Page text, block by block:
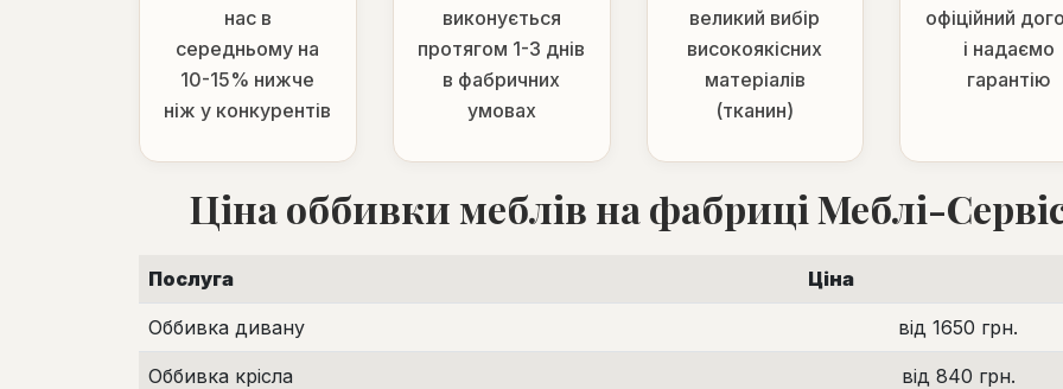
нас в
середньому на
10-15% нижче
ніж у конкурентів
виконується
протягом 1-3 днів
в фабричних
умовах
великий вибір
високоякісних
матеріалів
(тканин)
офіційний
і надаємо
гарантію
Ціна оббивки меблів на фабриці Меблі-
Послуга Ціна
Оббивка дивану від 1650 грн.
Оббивка крісла від 840 грн.